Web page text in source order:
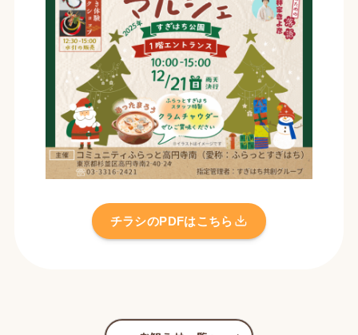
チラシのPDFはこちら